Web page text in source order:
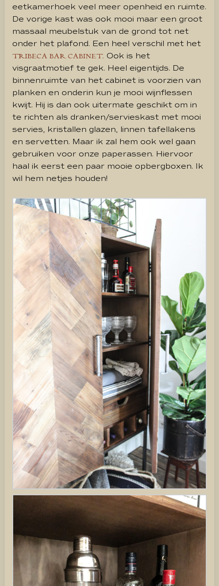
eetkamerhoek veel meer openheid en ruimte.
De vorige kast was ook mooi maar een groot
massaal meubelstuk van de grond tot net
onder het plafond. Een heel verschil met het
TRIBECA BAR CABINET. Ook is het
visgraatmotief te gek. Heel eigentijds. De
binnenruimte van het cabinet is voorzien van
planken en onderin kun je mooi wijnflessen
kwijt. Hij is dan ook uitermate geschikt om in
te richten als dranken/servieskast met mooi
servies, kristallen glazen, linnen tafellakens
en servetten. Maar ik zal hem ook wel gaan
gebruiken voor onze paperassen. Hiervoor
haal ik eerst een paar mooie opbergboxen. Ik
wil hem netjes houden!